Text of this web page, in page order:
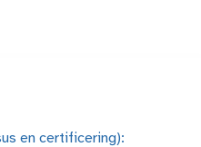
en certificering):